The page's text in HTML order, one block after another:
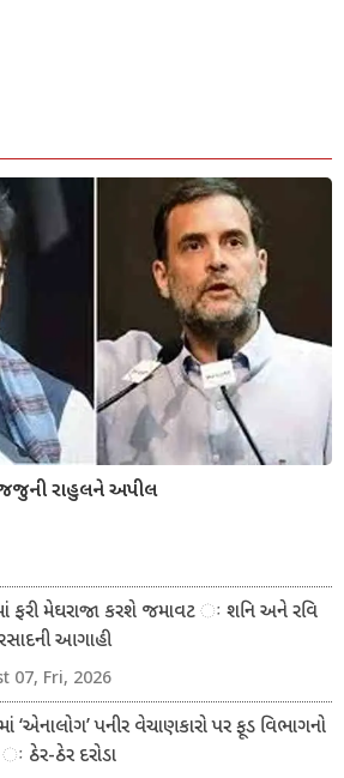
રાહુલને અપીલ
ફરી મેઘરાજા કરશે જમાવટ ઃ શનિ અને રવિ
આગાહી
07, Fri, 2026
‘એનાલોગ’ પનીર વેચાણકારો પર ફૂડ વિભાગનો
ઠેર-ઠેર દરોડા